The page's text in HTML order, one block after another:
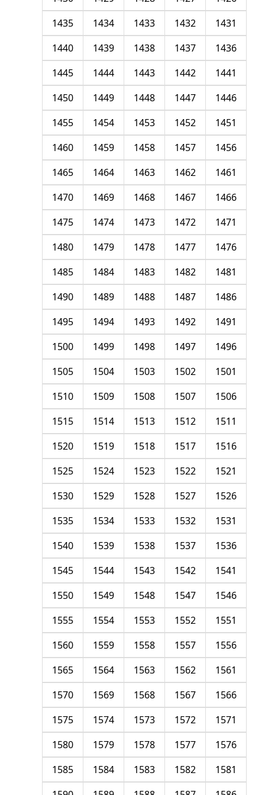
1431
1432
1433
1434
1435
1436
1437
1438
1439
1440
1441
1442
1443
1444
1445
1446
1447
1448
1449
1450
1451
1452
1453
1454
1455
1456
1457
1458
1459
1460
1461
1462
1463
1464
1465
1466
1467
1468
1469
1470
1471
1472
1473
1474
1475
1476
1477
1478
1479
1480
1481
1482
1483
1484
1485
1486
1487
1488
1489
1490
1491
1492
1493
1494
1495
1496
1497
1498
1499
1500
1501
1502
1503
1504
1505
1506
1507
1508
1509
1510
1511
1512
1513
1514
1515
1516
1517
1518
1519
1520
1521
1522
1523
1524
1525
1526
1527
1528
1529
1530
1531
1532
1533
1534
1535
1536
1537
1538
1539
1540
1541
1542
1543
1544
1545
1546
1547
1548
1549
1550
1551
1552
1553
1554
1555
1556
1557
1558
1559
1560
1561
1562
1563
1564
1565
1566
1567
1568
1569
1570
1571
1572
1573
1574
1575
1576
1577
1578
1579
1580
1581
1582
1583
1584
1585